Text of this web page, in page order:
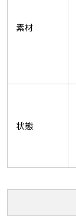
素材
状態